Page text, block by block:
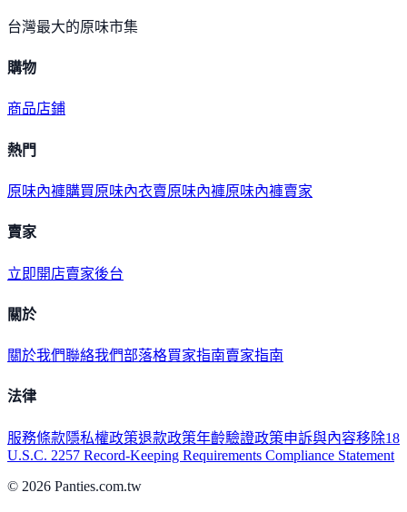
台灣最大的原味市集
購物
商品店鋪
熱門
原味內褲購買原味內衣賣原味內褲原味內褲賣家
賣家
立即開店賣家後台
關於
關於我們聯絡我們部落格買家指南賣家指南
法律
服務條款隱私權政策退款政策年齡驗證政策申訴與內容移除18
U.S.C. 2257 Record-Keeping Requirements Compliance Statement
© 2026 Panties.com.tw